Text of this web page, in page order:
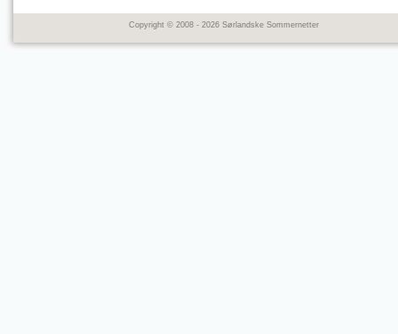
Copyright © 2008 - 2026 Sørlandske Sommernetter